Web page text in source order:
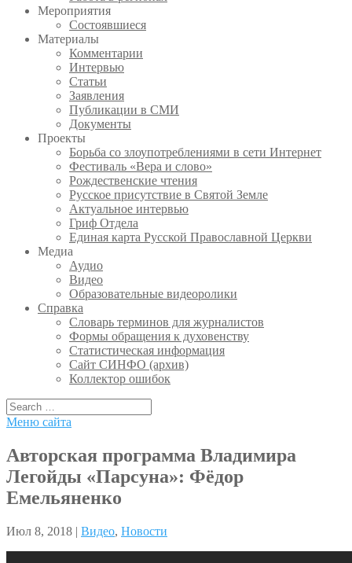
Мероприятия
Состоявшиеся
Материалы
Комментарии
Интервью
Статьи
Заявления
Публикации в СМИ
Документы
Проекты
Борьба со злоупотреблениями в сети Интернет
Фестиваль «Вера и слово»
Рождественские чтения
Русское присутствие в Святой Земле
Актуальное интервью
Гриф Отдела
Единая карта Русской Православной Церкви
Медиа
Аудио
Видео
Образовательные видеоролики
Справка
Словарь терминов для журналистов
Формы обращения к духовенству
Статистическая информация
Сайт СИНФО (архив)
Коллектор ошибок
Меню сайта
Авторская программа Владимира
Легойды «Парсуна»: Фёдор
Емельяненко
Июл 8, 2018 | Видео, Новости